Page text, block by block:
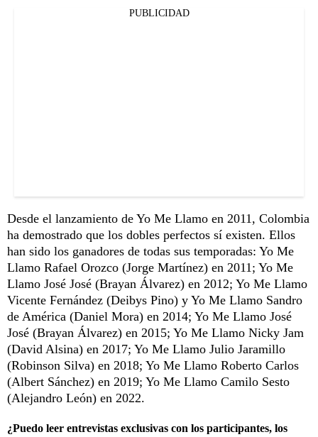
PUBLICIDAD
Desde el lanzamiento de Yo Me Llamo en 2011, Colombia
ha demostrado que los dobles perfectos sí existen. Ellos
han sido los ganadores de todas sus temporadas: Yo Me
Llamo Rafael Orozco (Jorge Martínez) en 2011; Yo Me
Llamo José José (Brayan Álvarez) en 2012; Yo Me Llamo
Vicente Fernández (Deibys Pino) y Yo Me Llamo Sandro
de América (Daniel Mora) en 2014; Yo Me Llamo José
José (Brayan Álvarez) en 2015; Yo Me Llamo Nicky Jam
(David Alsina) en 2017; Yo Me Llamo Julio Jaramillo
(Robinson Silva) en 2018; Yo Me Llamo Roberto Carlos
(Albert Sánchez) en 2019; Yo Me Llamo Camilo Sesto
(Alejandro León) en 2022.
¿Puedo leer entrevistas exclusivas con los participantes, los